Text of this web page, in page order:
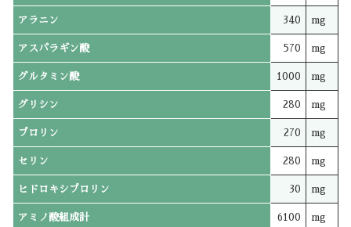
アラニン 340 mg
アスパラギン酸 570 mg
グルタミン酸 1000 mg
グリシン 280 mg
プロリン 270 mg
セリン 280 mg
ヒドロキシプロリン 30 mg
アミノ酸組成計 6100 mg